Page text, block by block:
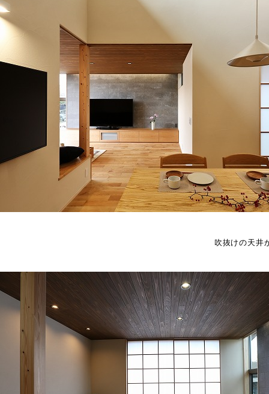
吹抜けの天井